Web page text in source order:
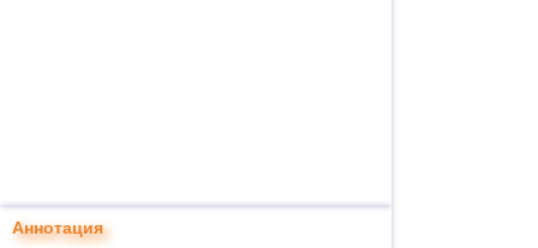
Аннотация